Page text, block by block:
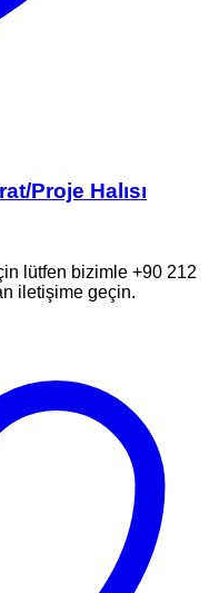
Proje Halısı
lütfen bizimle +90 212
iletişime geçin.